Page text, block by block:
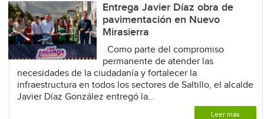
Entrega Javier Díaz obra de
pavimentación en Nuevo
Mirasierra
Como parte del compromiso
permanente de atender las
necesidades de la ciudadanía y fortalecer la
infraestructura en todos los sectores de Saltillo, el alcalde
Javier Díaz González entregó la...
Leer más